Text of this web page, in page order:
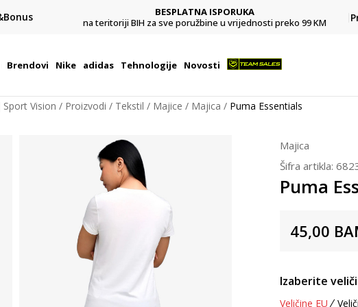
BESPLATNA ISPORUKA
na teritoriji BIH za sve poružbine u vrijednosti preko 99 KM
Brendovi Nike adidas Tehnologije Novosti
Vision Proizvodi Tekstil Majice Majica Puma Essentials
Majica
Šifra artikla:
Puma
45,00
Izaberite
Veličine EU